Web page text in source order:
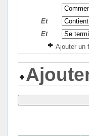
Et
Et
Ajouter un